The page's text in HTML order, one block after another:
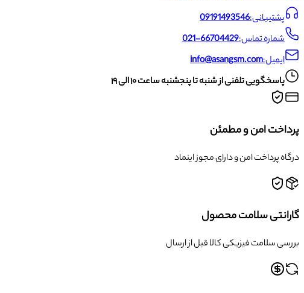
پشتیبانی:09191493546
شماره تماس:021-66704429
ایمیل:info@asangsm.com
پاسخگویی تلفنی از شنبه تا پنجشنبه ساعت ۱۰ الی ۱۹
پرداخت امن و مطمئن
درگاه پرداخت امن و دارای مجوز اینماد
گارانتی سلامت محصول
بررسی سلامت فیزیکی کالا قبل از ارسال